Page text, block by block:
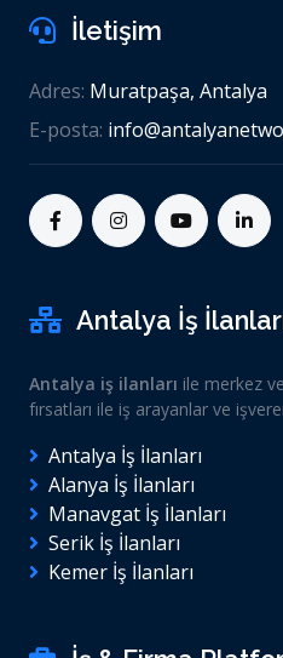
İletişim
Adres: Muratpaşa, Antalya
E-posta:
Antalya İş
Antalya iş ilanları ile merkez
fırsatları ile iş arayanlar ve
Antalya İş İlanları
Alanya İş İlanları
Manavgat İş İlanları
Serik İş İlanları
Kemer İş İlanları